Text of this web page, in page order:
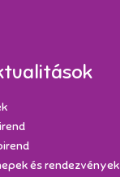
és rendezvények